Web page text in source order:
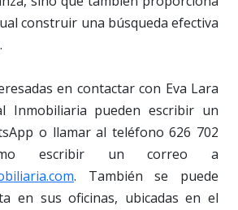
construir una búsqueda efectiva
en contactar con Eva Lara
Inmobiliaria pueden escribir un
o llamar al teléfono 626 702
escribir un correo a
. También se puede
en sus oficinas, ubicadas en el